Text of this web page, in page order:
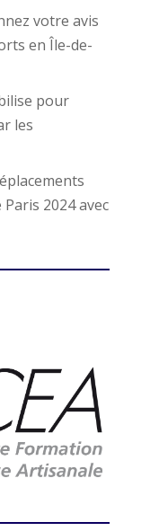
votre avis
en Île-de-
pour
les
2024 avec